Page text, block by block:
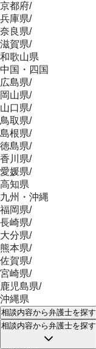
京都府/
兵庫県/
奈良県/
滋賀県/
和歌山県
中国・四国
広島県/
岡山県/
山口県/
鳥取県/
島根県/
徳島県/
香川県/
愛媛県/
高知県
九州・沖縄
福岡県/
長崎県/
大分県/
熊本県/
佐賀県/
宮崎県/
鹿児島県/
沖縄県
相談内容から弁護士を探す
相談内容から弁護士を探す